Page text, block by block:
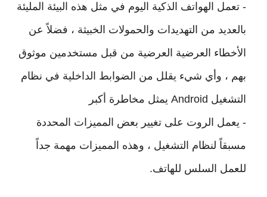
- تعمل الهواتف الذكية اليوم في مثل هذه البيئة المليئة
بالعديد من التهديدات والحمولات الخبيثة ، فضلاً عن
الأخطاء العرضية العرضية من قبل مستخدمين موثوق
بهم ، وأي شيء يقلل من الضوابط الداخلية في نظام
التشغيل Android يمثل مخاطرة أكبر
- يعمل الروت على تغيير بعض المميزات المحددة
مسبقاً لنظام التشغيل ، وهذه المميزات مهمة جداً
للعمل السلس للهاتف.